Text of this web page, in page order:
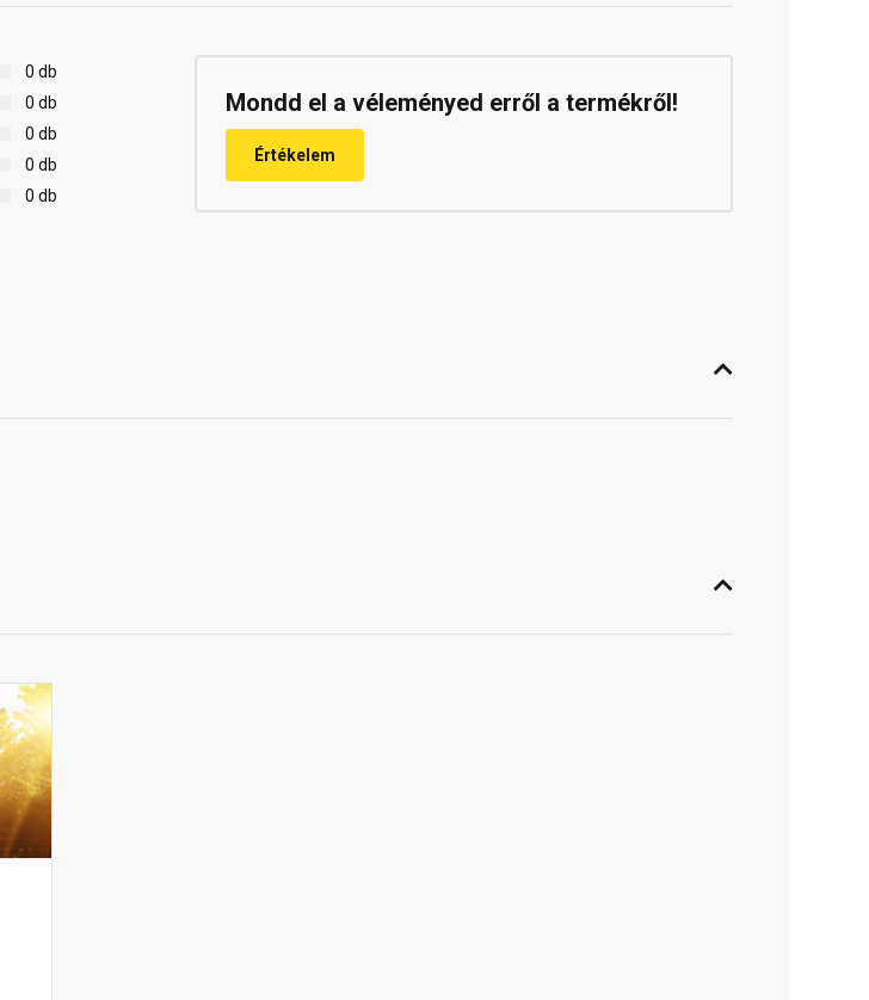
0 db
0 db
0 db
0 db
0 db
Mondd el a véleményed erről a termékről!
Értékelem